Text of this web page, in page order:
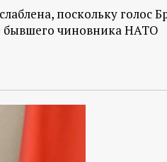
поскольку голос
бывшего чиновника НАТО